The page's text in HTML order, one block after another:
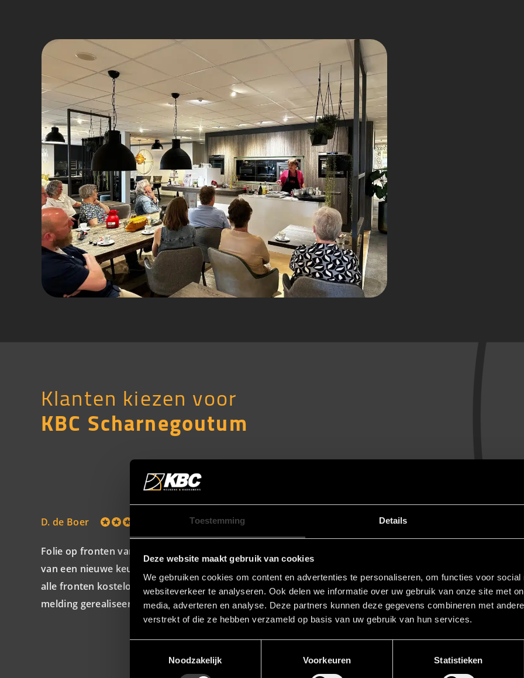
Toestemming Details
Deze website maakt gebruik van cookies
We gebruiken cookies om content en advertenties te personaliseren, om functies voor social
websiteverkeer te analyseren. Ook delen we informatie over uw gebruik van onze site met
media, adverteren en analyse. Deze partners kunnen deze gegevens combineren met
verstrekt of die ze hebben verzameld op basis van uw gebruik van hun services.
Noodzakelijk
Voorkeuren Statistieken
Klanten kiezen voor
KBC Scharnegoutum
D. de Boer
Folie op fronten van keukenlades/-kastjes liet los 4 á 5 jaar na aankoop
van een nieuwe keuken bij KBC. Na overleg met KBC is er besloten om
alle fronten kosteloos te vervangen. Dit alles is binnen een maand na
melding gerealiseerd. Een geweldige service!
Familie Salverda
Advies vooraf was prima en
voor detail. Er werd zorgvuldig
schema en was goed
volledig ontzorgd te zijn. Hulde
Klanten
9.6/